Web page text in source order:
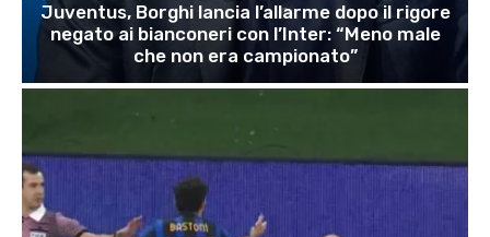
Juventus, Borghi lancia l’allarme dopo il rigore
negato ai bianconeri con l’Inter: “Meno male
che non era campionato”